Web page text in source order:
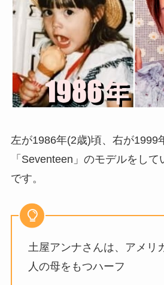
左が1986年(2歳)頃、右が1999
「Seventeen」のモデルをし
です。
土屋アンナさんは、アメリ
人の母をもつハーフ